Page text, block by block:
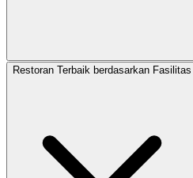
Restoran Terbaik berdasarkan Fasilitas